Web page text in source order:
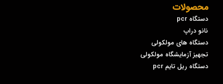
محصولات
دستگاه pcr
نانو دراپ
دستگاه های مولکولی
تجهیز آزمایشگاه مولکولی
دستگاه ریل تایم pcr